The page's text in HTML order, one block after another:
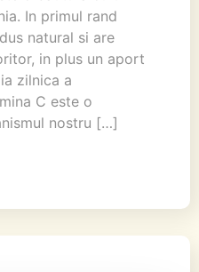
In primul rand
natural si are
in plus un aport
zilnica a
C este o
nostru […]